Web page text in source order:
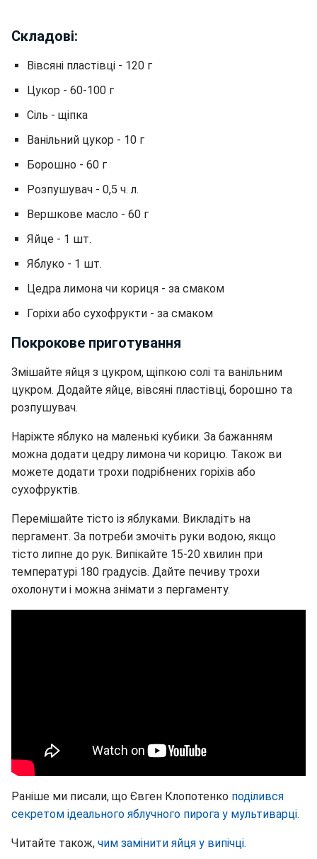
Складові:
Вівсяні пластівці - 120 г
Цукор - 60-100 г
Сіль - щіпка
Ванільний цукор - 10 г
Борошно - 60 г
Розпушувач - 0,5 ч. л.
Вершкове масло - 60 г
Яйце - 1 шт.
Яблуко - 1 шт.
Цедра лимона чи кориця - за смаком
Горіхи або сухофрукти - за смаком
Покрокове приготування
Змішайте яйця з цукром, щіпкою солі та ванільним
цукром. Додайте яйце, вівсяні пластівці, борошно та
розпушувач.
Наріжте яблуко на маленькі кубики. За бажанням
можна додати цедру лимона чи корицю. Також ви
можете додати трохи подрібнених горіхів або
сухофруктів.
Перемішайте тісто із яблуками. Викладіть на
пергамент. За потреби змочіть руки водою, якщо
тісто липне до рук. Випікайте 15-20 хвилин при
температурі 180 градусів. Дайте печиву трохи
охолонути і можна знімати з пергаменту.
Раніше ми писали, що Євген Клопотенко поділився
секретом ідеального яблучного пирога у мультиварці.
Читайте також, чим замінити яйця у випічці.